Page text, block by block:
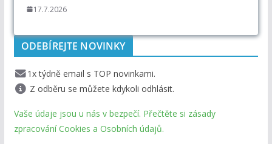
17.7.2026
ODEBÍREJTE NOVINKY
1x týdně email s TOP novinkami.
Z odběru se můžete kdykoli odhlásit.
Vaše údaje jsou u nás v bezpečí. Přečtěte si zásady
zpracování Cookies a Osobních údajů.